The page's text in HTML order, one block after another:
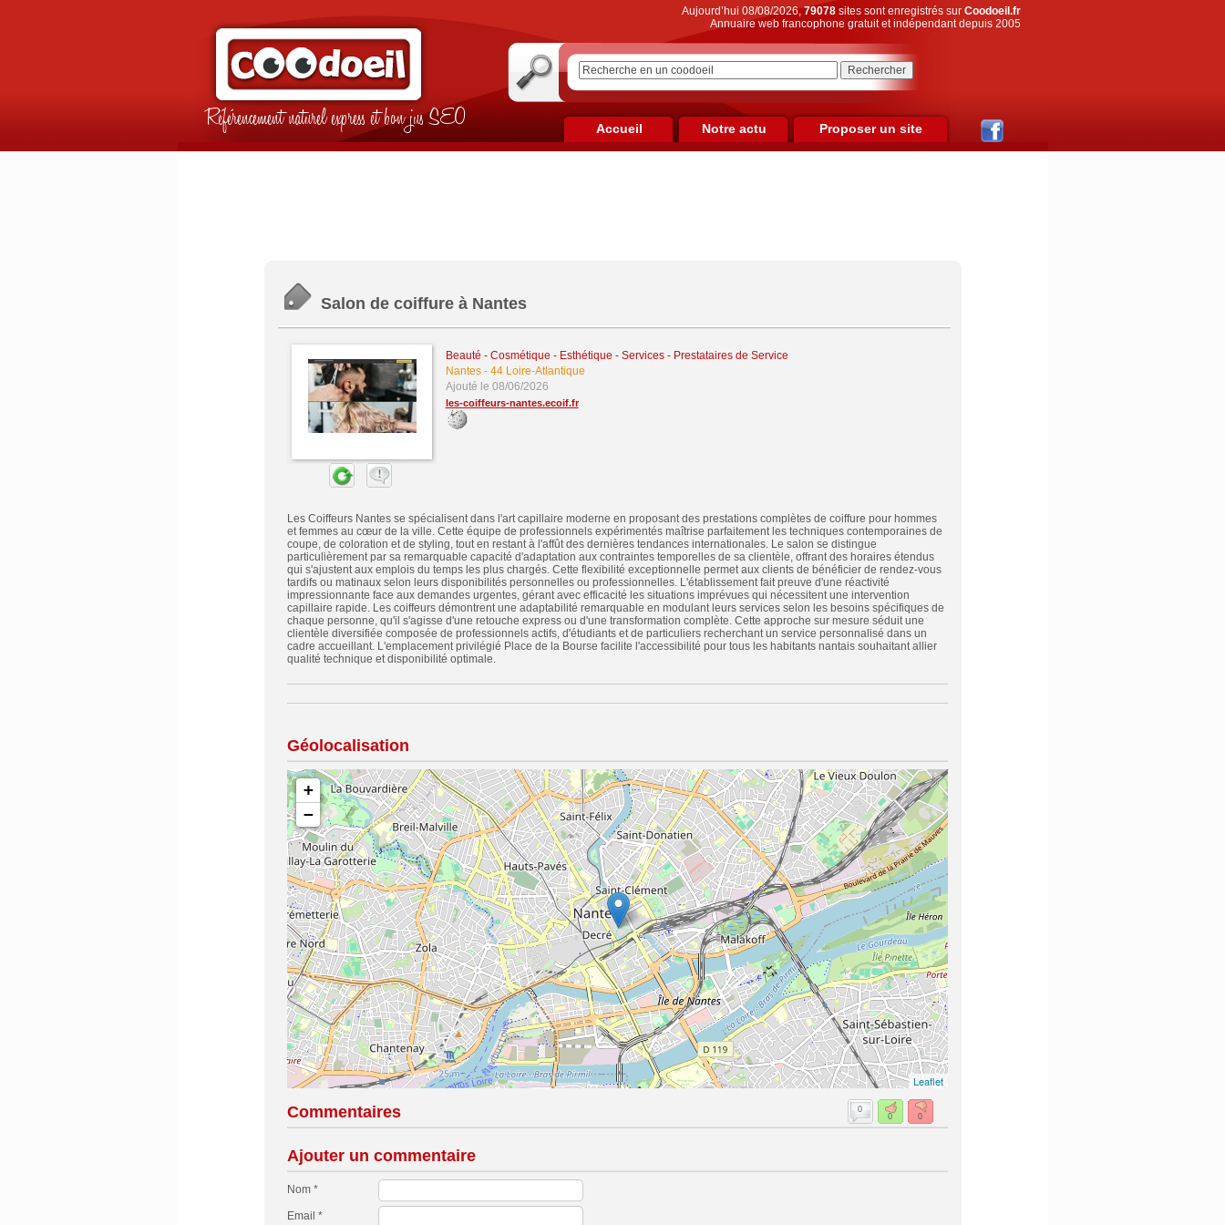
Référencement naturel express et bon jus SEO
Aujourd’hui 08/08/2026,79078sites sont enregistrés sur Coodoeil.fr
Annuaire web francophone gratuit et indépendant depuis 2005
Accueil Notre actu Proposer un site
Salon de coiffure à Nantes
Beauté - Cosmétique - Esthétique - Services - Prestataires de Service
Nantes- 44 Loire-Atlantique
Ajouté le 08/06/2026
les-coiffeurs-nantes.ecoif.fr
Les Coiffeurs Nantes se spécialisent dans l'art capillaire moderne en proposant des prestations complètes de coiffure pour hommes
et femmes au cœur de la ville. Cette équipe de professionnels expérimentés maîtrise parfaitement les techniques contemporaines de
coupe, de coloration et de styling, tout en restant à l'affût des dernières tendances internationales. Le salon se distingue
particulièrement par sa remarquable capacité d'adaptation aux contraintes temporelles de sa clientèle, offrant des horaires étendus
qui s'ajustent aux emplois du temps les plus chargés. Cette flexibilité exceptionnelle permet aux clients de bénéficier de rendez-vous
tardifs ou matinaux selon leurs disponibilités personnelles ou professionnelles. L'établissement fait preuve d'une réactivité
impressionnante face aux demandes urgentes, gérant avec efficacité les situations imprévues qui nécessitent une intervention
capillaire rapide. Les coiffeurs démontrent une adaptabilité remarquable en modulant leurs services selon les besoins spécifiques de
chaque personne, qu'il s'agisse d'une retouche express ou d'une transformation complète. Cette approche sur mesure séduit une
clientèle diversifiée composée de professionnels actifs, d'étudiants et de particuliers recherchant un service personnalisé dans un
cadre accueillant. L'emplacement privilégié Place de la Bourse facilite l'accessibilité pour tous les habitants nantais souhaitant allier
qualité technique et disponibilité optimale.
Géolocalisation
+
−
Leaflet
Commentaires
0
0
0
Ajouter un commentaire
Nom *
Email *